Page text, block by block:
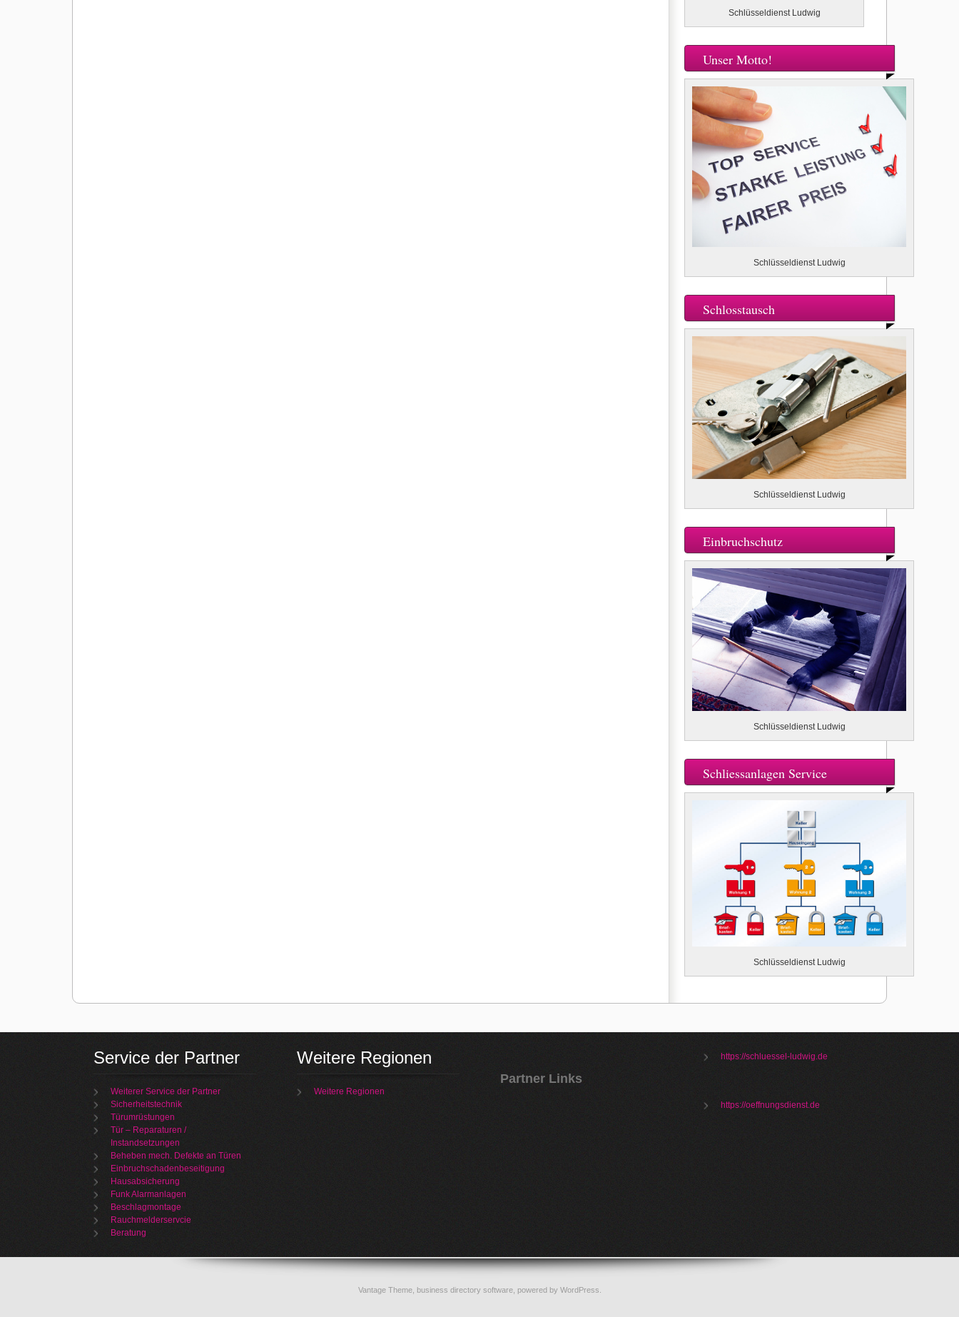
Schlüsseldienst Ludwig
Unser Motto!
Schlüsseldienst Ludwig
Schlosstausch
Schlüsseldienst Ludwig
Einbruchschutz
Schlüsseldienst Ludwig
Schliessanlagen Service
Schlüsseldienst Ludwig
Service der Partner
Weiterer Service der Partner
Sicherheitstechnik
Türumrüstungen
Tür – Reparaturen /
Instandsetzungen
Beheben mech. Defekte an Türen
Einbruchschadenbeseitigung
Hausabsicherung
Funk Alarmanlagen
Beschlagmontage
Rauchmelderservcie
Beratung
Weitere Regionen
Weitere Regionen
Partner Links
https://schluessel-ludwig.de
https://oeffnungsdienst.de
Vantage Theme, business directory software, powered by WordPress